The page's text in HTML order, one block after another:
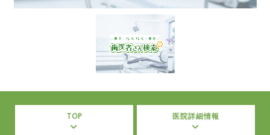
TOP 医院詳細情報